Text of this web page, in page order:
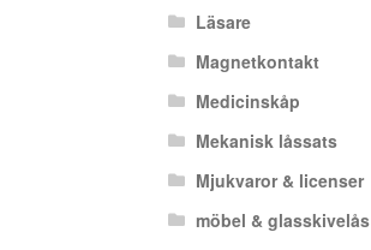
Läsare
Magnetkontakt
Medicinskåp
Mekanisk låssats
Mjukvaror & licenser
möbel & glasskivelås